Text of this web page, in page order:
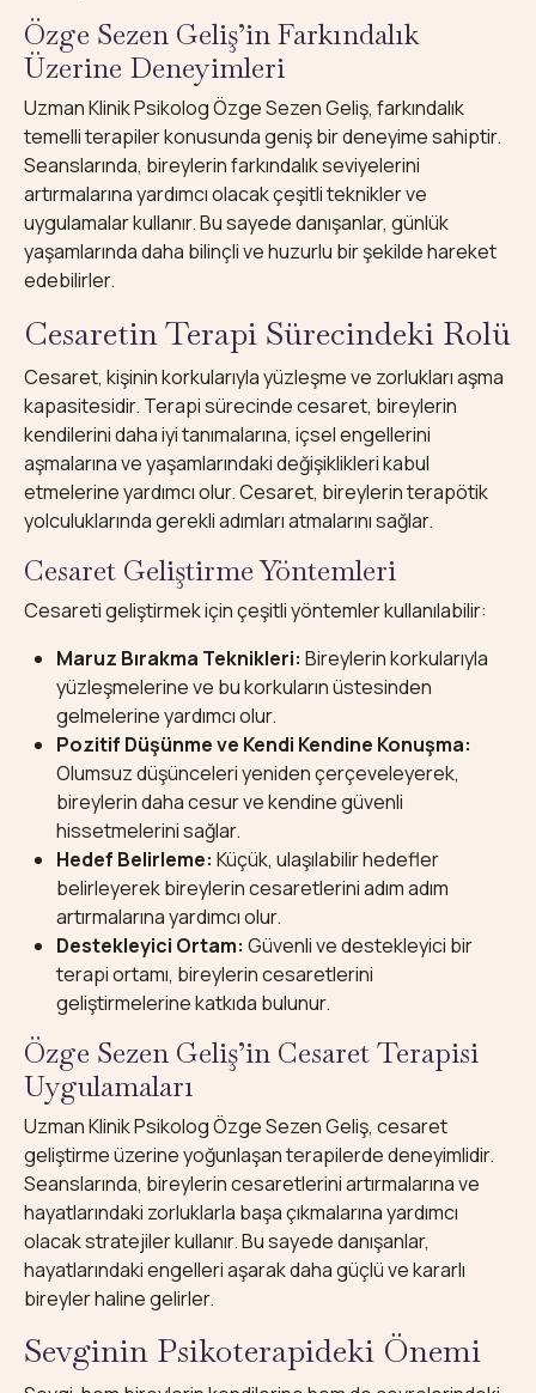
Özge Sezen Geliş’in Farkındalık
Üzerine Deneyimleri
Uzman Klinik Psikolog Özge Sezen Geliş, farkındalık
temelli terapiler konusunda geniş bir deneyime sahiptir.
Seanslarında, bireylerin farkındalık seviyelerini
artırmalarına yardımcı olacak çeşitli teknikler ve
uygulamalar kullanır. Bu sayede danışanlar, günlük
yaşamlarında daha bilinçli ve huzurlu bir şekilde hareket
edebilirler.
Cesaretin Terapi Sürecindeki Rolü
Cesaret, kişinin korkularıyla yüzleşme ve zorlukları aşma
kapasitesidir. Terapi sürecinde cesaret, bireylerin
kendilerini daha iyi tanımalarına, içsel engellerini
aşmalarına ve yaşamlarındaki değişiklikleri kabul
etmelerine yardımcı olur. Cesaret, bireylerin terapötik
yolculuklarında gerekli adımları atmalarını sağlar.
Cesaret Geliştirme Yöntemleri
Cesareti geliştirmek için çeşitli yöntemler kullanılabilir:
Maruz Bırakma Teknikleri: Bireylerin korkularıyla
yüzleşmelerine ve bu korkuların üstesinden
gelmelerine yardımcı olur.
Pozitif Düşünme ve Kendi Kendine Konuşma:
Olumsuz düşünceleri yeniden çerçeveleyerek,
bireylerin daha cesur ve kendine güvenli
hissetmelerini sağlar.
Hedef Belirleme: Küçük, ulaşılabilir hedefler
belirleyerek bireylerin cesaretlerini adım adım
artırmalarına yardımcı olur.
Destekleyici Ortam: Güvenli ve destekleyici bir
terapi ortamı, bireylerin cesaretlerini
geliştirmelerine katkıda bulunur.
Özge Sezen Geliş’in Cesaret Terapisi
Uygulamaları
Uzman Klinik Psikolog Özge Sezen Geliş, cesaret
geliştirme üzerine yoğunlaşan terapilerde deneyimlidir.
Seanslarında, bireylerin cesaretlerini artırmalarına ve
hayatlarındaki zorluklarla başa çıkmalarına yardımcı
olacak stratejiler kullanır. Bu sayede danışanlar,
hayatlarındaki engelleri aşarak daha güçlü ve kararlı
bireyler haline gelirler.
Sevginin Psikoterapideki Önemi